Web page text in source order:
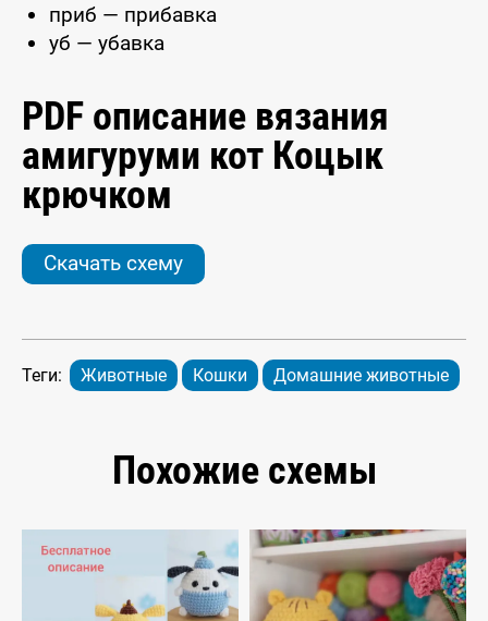
приб — прибавка
уб — убавка
PDF описание вязания
амигуруми кот Коцык
крючком
Скачать схему
Теги: Животные Кошки Домашние животные
Похожие схемы